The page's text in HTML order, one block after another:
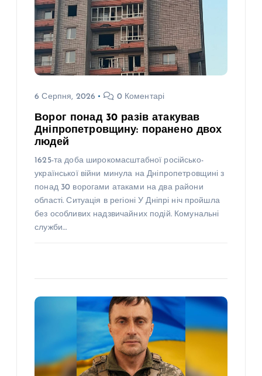
6 Серпня, 2026 0 Коментарі
Ворог понад 30 разів атакував
Дніпропетровщину: поранено двох
людей
1625-та доба широкомасштабної російсько-
української війни минула на Дніпропетровщині з
понад 30 ворогами атаками на два райони
області. Ситуація в регіоні У Дніпрі ніч пройшла
без особливих надзвичайних подій. Комунальні
служби…